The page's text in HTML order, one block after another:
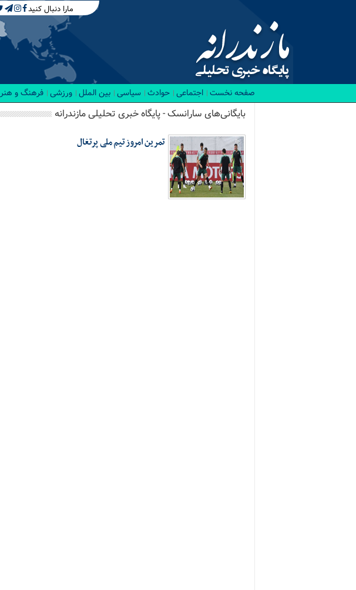
مارا دنبال کنید
صفحه نخست اجتماعی حوادث سیاسی بین الملل ورزشی فرهنگ و هنر
بایگانی‌های سارانسک - پایگاه خبری تحلیلی مازندرانه
تمرین امروز تیم ملی پرتغال